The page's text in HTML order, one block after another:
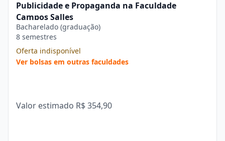
Publicidade e Propaganda na Faculdade
Campos Salles
Bacharelado (graduação)
8 semestres
Oferta indisponível
Ver bolsas em outras faculdades
Valor estimado R$ 354,90